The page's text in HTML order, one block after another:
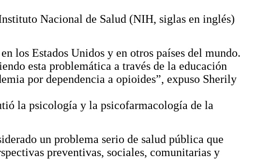
Nacional de Salud (NIH, siglas en inglés)
los Estados Unidos y en otros países del mundo.
esta problemática a través de la educación
por dependencia a opioides”, expuso Sherily
la psicología y la psicofarmacología de la
un problema serio de salud pública que
preventivas, sociales, comunitarias y